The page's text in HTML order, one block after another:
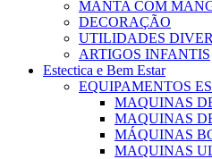
MANTA COM
DECORAÇÃO
UTILIDADES
ARTIGOS INFANTIS
Estectica e Bem Estar
EQUIPAMENTOS
MAQUINAS
MAQUINAS
MÁQUINAS
MAQUINAS